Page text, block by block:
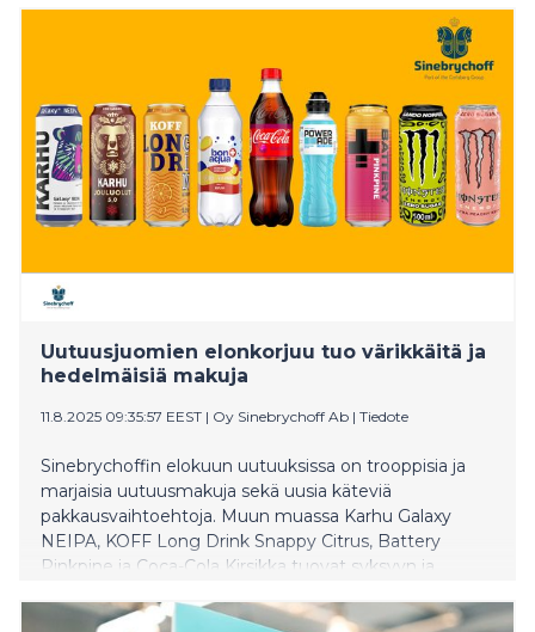
useammassa tuoteryhmässä vesistä energiajuomiin.
Uusia juomia tulee markkinalle kymmenittäin joka
vuosi. Ja kuluttajat rakastavat sitä. Etenkin
energiajuomien kuluttajat ovat innokkaita
kokeilemaan uusia brändejä ja makuja.
Uutuusjuomien elonkorjuu tuo värikkäitä ja
hedelmäisiä makuja
11.8.2025 09:35:57 EEST | Oy Sinebrychoff Ab | Tiedote
Sinebrychoffin elokuun uutuuksissa on trooppisia ja
marjaisia uutuusmakuja sekä uusia käteviä
pakkausvaihtoehtoja. Muun muassa Karhu Galaxy
NEIPA, KOFF Long Drink Snappy Citrus, Battery
Pinkpine ja Coca-Cola Kirsikka tuovat syksyyn ja